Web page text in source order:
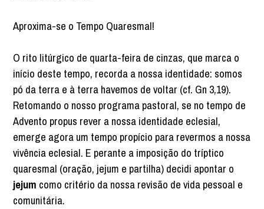
Aproxima-se o Tempo Quaresmal!
O rito litúrgico de quarta-feira de cinzas, que marca o
início deste tempo, recorda a nossa identidade: somos
pó da terra e à terra havemos de voltar (cf. Gn 3,19).
Retomando o nosso programa pastoral, se no tempo de
Advento propus rever a nossa identidade eclesial,
emerge agora um tempo propício para revermos a nossa
vivência eclesial. E perante a imposição do tríptico
quaresmal (oração, jejum e partilha) decidi apontar o
jejum como critério da nossa revisão de vida pessoal e
comunitária.